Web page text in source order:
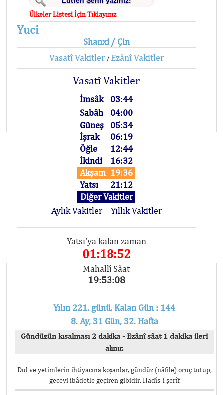
Ülkeler Listesi İçin Tıklayınız
Yuci
Shanxi / Çin
Vasatî Vakitler/ Ezânî Vakitler
Vasatî Vakitler
İmsâk
03:44
Sabâh
04:00
Güneş
05:34
İşrak
06:19
Öğle
12:44
İkindi
16:32
Akşam 19:36
Yatsı
21:12
Diğer Vakitler
Aylık Vakitler
Yıllık Vakitler
Yatsı'ya kalan zaman
01:18:52
Mahallî Sâat
19:53:08
Yılın 221. günü, Kalan Gün : 144
8. Ay, 31 Gün, 32. Hafta
Gündüzün kısalması 2 dakika - Ezânî sâat 1 dakika ileri
alınır.
Dul ve yetimlerin ihtiyacına koşanlar, gündüz (nâfile) oruç tutup,
geceyi ibâdetle geçiren gibidir. Hadîs-i şerîf